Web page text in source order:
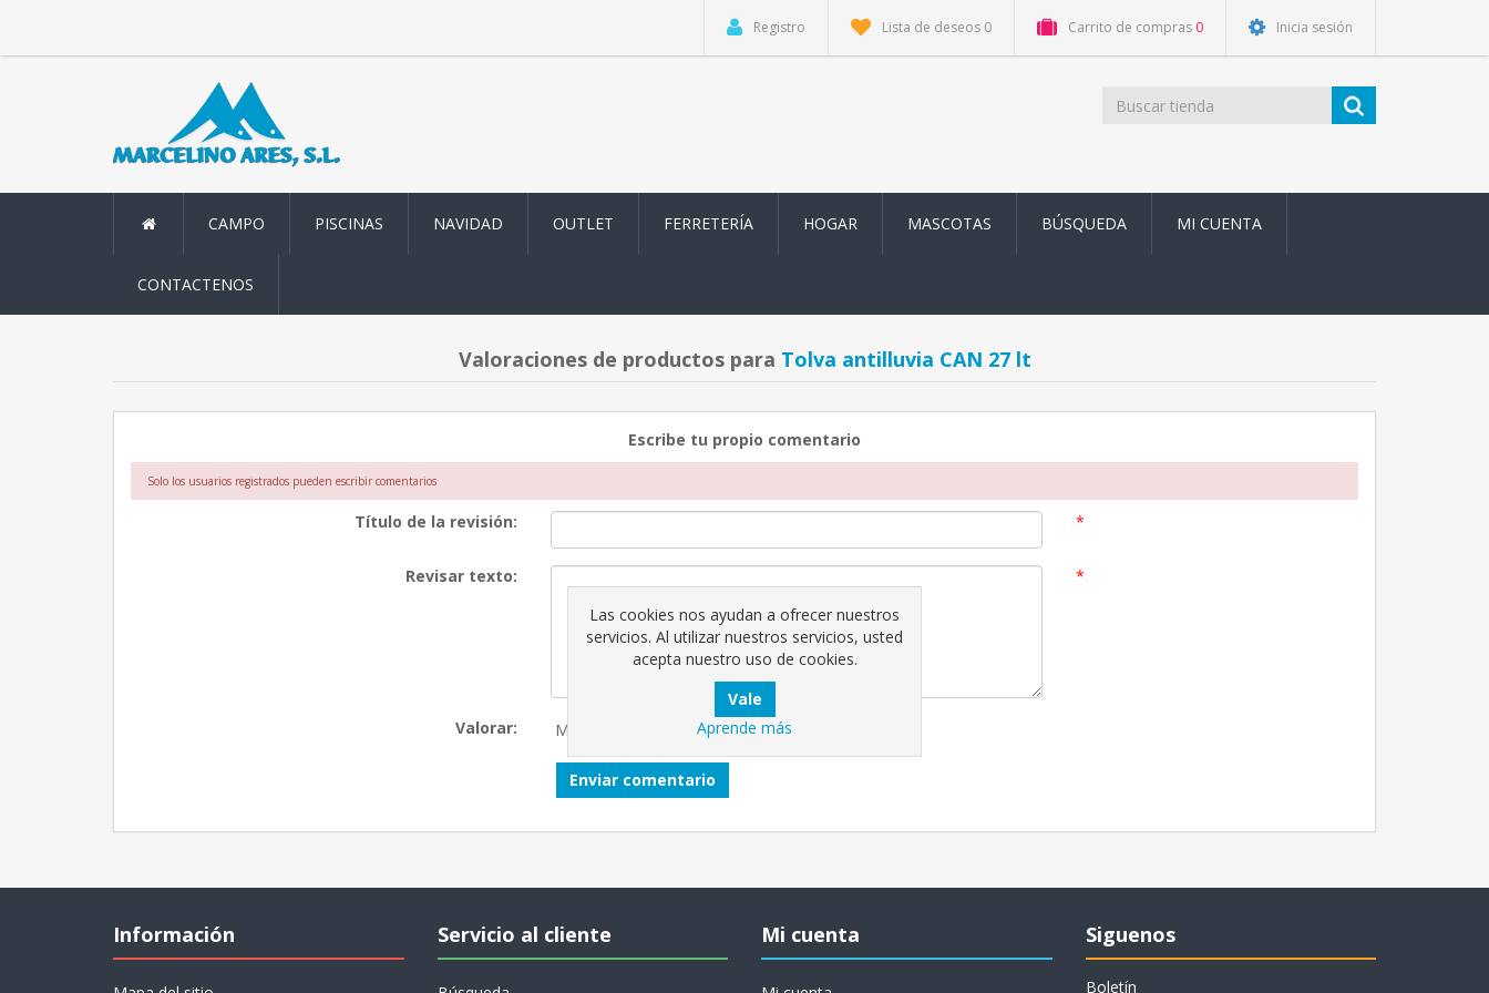
Registro Lista de deseos 0 Carrito de compras 0 Inicia sesión
CAMPO PISCINAS NAVIDAD OUTLET FERRETERÍA HOGAR MASCOTAS BÚSQUEDA MI CUENTA
CONTACTENOS
Valoraciones de productos para Tolva antilluvia CAN 27 lt
Escribe tu propio comentario
Solo los usuarios registrados pueden escribir comentarios
Título de la revisión: *
Revisar texto: *
Valorar: Malo Excelente
Enviar comentario
Información Servicio al cliente Mi cuenta Siguenos
Boletín
Las cookies nos ayudan a ofrecer nuestros
servicios. Al utilizar nuestros servicios, usted
acepta nuestro uso de cookies.
Aprende más